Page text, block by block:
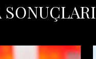
SONUÇLARI